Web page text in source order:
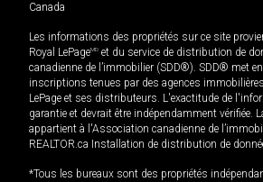
Canada
Les informations des propriétés sur ce site
Royal LePageMD et du service de distribution de
canadienne de l’immobilier (SDD®). SDD® met en
inscriptions tenues par des agences
LePage et ses distributeurs. L'exactitude de
garantie et devrait être indépendamment vérifiée.
appartient à l'Association canadienne de
REALTOR.ca Installation de distribution de
*Tous les bureaux sont des propriétés